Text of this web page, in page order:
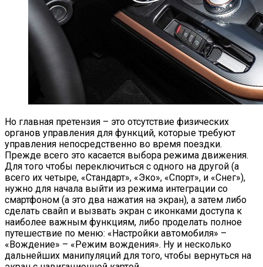
Но главная претензия – это отсутствие физических
органов управления для функций, которые требуют
управления непосредственно во время поездки.
Прежде всего это касается выбора режима движения.
Для того чтобы переключиться с одного на другой (а
всего их четыре, «Стандарт», «Эко», «Спорт», и «Снег»),
нужно для начала выйти из режима интеграции со
смартфоном (а это два нажатия на экран), а затем либо
сделать свайп и вызвать экран с иконками доступа к
наиболее важным функциям, либо проделать полное
путешествие по меню: «Настройки автомобиля» –
«Вождение» – «Режим вождения». Ну и несколько
дальнейших манипуляций для того, чтобы вернуться на